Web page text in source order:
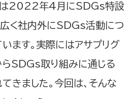
は2022年4月にSDGs特設
広く社内外にSDGs活動につ
ます。実際にはアサプリグ
SDGs取り組みに通じる
きました。今回は、そんな